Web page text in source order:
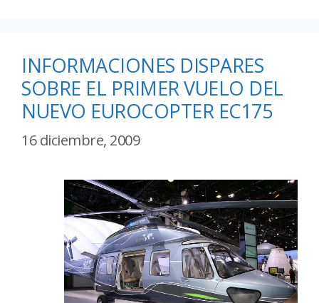
INFORMACIONES DISPARES
SOBRE EL PRIMER VUELO DEL
NUEVO EUROCOPTER EC175
16 diciembre, 2009